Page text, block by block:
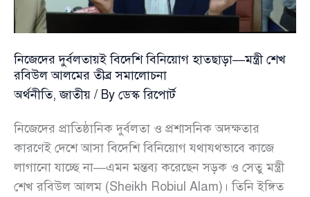
নিজেদের দুর্বলতায়ই বিদেশি বিনিয়োগ হাতছাড়া—মন্ত্রী শেখ
রবিউল আলমের তীব্র সমালোচনা
অর্থনীতি,জাতীয় / By ডেস্ক রিপোর্ট
নিজেদের প্রাতিষ্ঠানিক দুর্বলতা ও প্রশাসনিক অদক্ষতার
কারণেই দেশে আসা বিদেশি বিনিয়োগ যথাযথভাবে কাজে
লাগানো যাচ্ছে না—এমন মন্তব্য করেছেন সড়ক ও সেতু মন্ত্রী
শেখ রবিউল আলম (Sheikh Robiul Alam)। তিনি ইঙ্গিত